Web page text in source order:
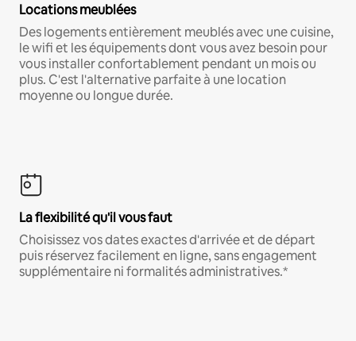
Locations meublées
Des logements entièrement meublés avec une cuisine,
le wifi et les équipements dont vous avez besoin pour
vous installer confortablement pendant un mois ou
plus. C'est l'alternative parfaite à une location
moyenne ou longue durée.
La flexibilité qu'il vous faut
Choisissez vos dates exactes d'arrivée et de départ
puis réservez facilement en ligne, sans engagement
supplémentaire ni formalités administratives.*